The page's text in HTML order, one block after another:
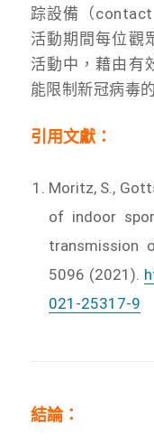
踪設備（
活動期間每位觀
活動中，藉由有
能限制新冠病毒
引用文獻：
Moritz, S.,
of indoor
transmission
5096 (2021).
021-25317-9
結論：